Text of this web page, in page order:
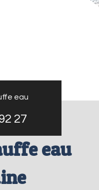
eau
27
eau